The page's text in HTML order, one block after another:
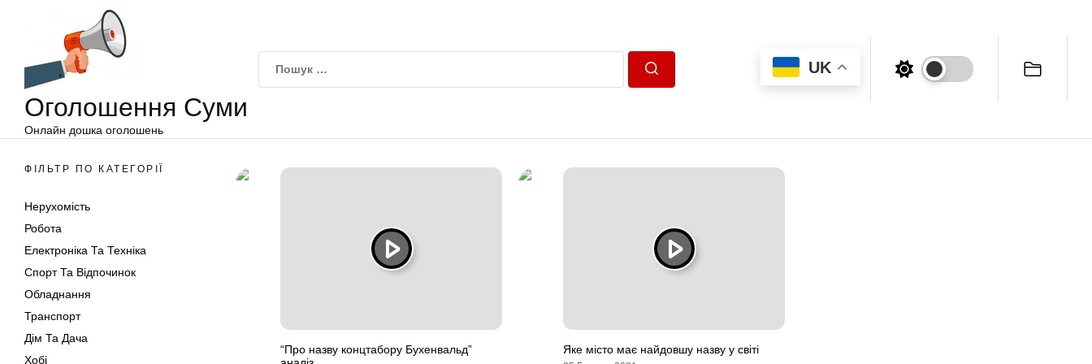
Оголошення Суми
Онлайн дошка оголошень
UK
ФІЛЬТР ПО КАТЕГОРІЇ
Нерухомість
Робота
Електроніка Та Техніка
Спорт Та Відпочинок
Обладнання
Транспорт
Дім Та Дача
Хобі
“Про назву концтабору Бухенвальд”
Яке місто має найдовшу назву у світі